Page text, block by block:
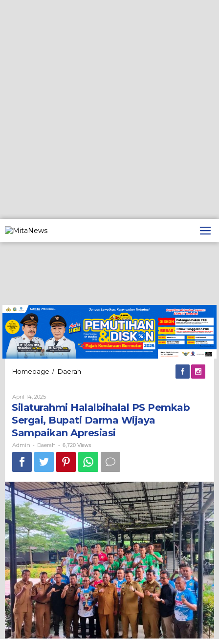
ke
konten
Homepage / Daerah
Sergai,
Bupati
Darma
Wijaya
Apresiasi
April 14, 2025Oleh
Admin
Silaturahmi Halalbihalal PS Pemkab
Sergai, Bupati Darma Wijaya
Sampaikan Apresiasi
Admin - Daerah - 6,720 Views